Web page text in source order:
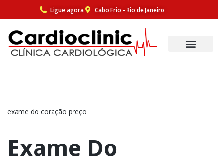
para
o
Ligue agora Cabo Frio - Rio de Janeiro
exame do coração preço
Exame Do